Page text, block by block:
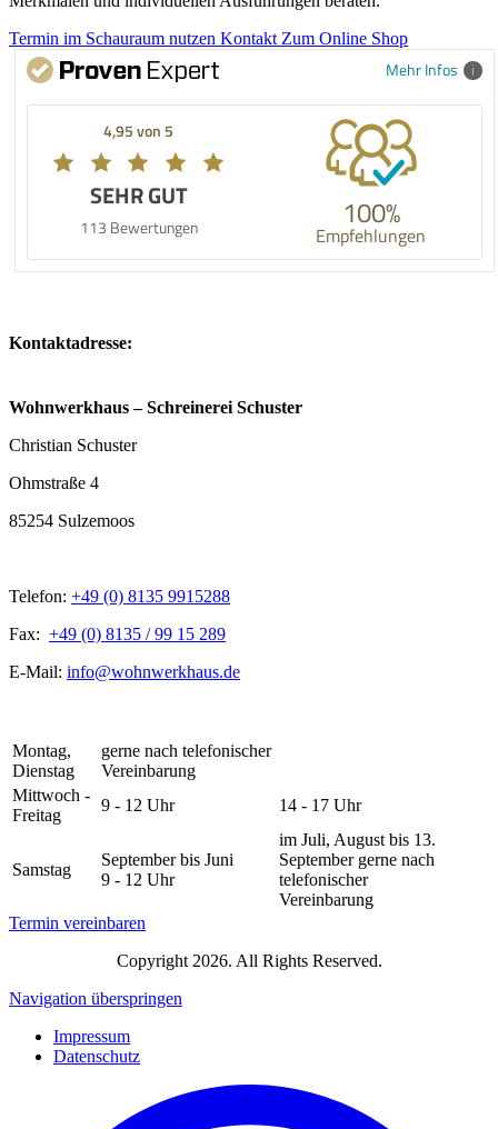
Termin im Schauraum nutzen Kontakt Zum Online Shop
Mehr Infos
4,95 von 5
SEHR GUT
113 Bewertungen 100%
Empfehlungen
Kontaktadresse:
Wohnwerkhaus – Schreinerei Schuster
Christian Schuster
Ohmstraße 4
85254 Sulzemoos
Telefon: +49 (0) 8135 9915288
Fax: +49 (0) 8135 / 99 15 289
E-Mail: info@wohnwerkhaus.de
Montag,
Dienstag
gerne nach telefonischer
Vereinbarung
Mittwoch -
Freitag
9 - 12 Uhr 14 - 17 Uhr
Samstag
September bis Juni
9 - 12 Uhr
im Juli, August bis 13.
September gerne nach
telefonischer
Vereinbarung
Termin vereinbaren
Copyright 2026. All Rights Reserved.
Navigation überspringen
Impressum
Datenschutz